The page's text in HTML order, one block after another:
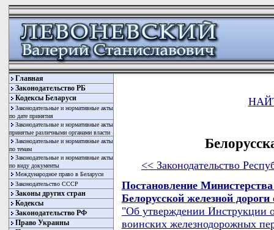
Главная
Законодательство РБ
Кодексы Беларуси
Законодательные и нормативные акты
по дате принятия
Законодательные и нормативные акты
принятые различными органами власти
Законодательные и нормативные акты
по темам
Законодательные и нормативные акты
по виду документы
Международное право в Беларуси
Законодательство СССР
Законы других стран
Кодексы
Законодательство РФ
Право Украины
<< Законодательство
Постановление
Белорусской железной
"Об утверждении Инструкции
воинских железнодорожных